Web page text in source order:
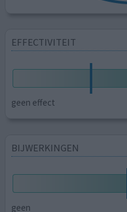
EFFECTIVITEIT
geen effect
BIJWERKINGEN
geen